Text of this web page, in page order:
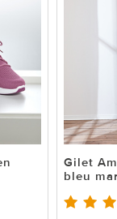
Gilet
bleu